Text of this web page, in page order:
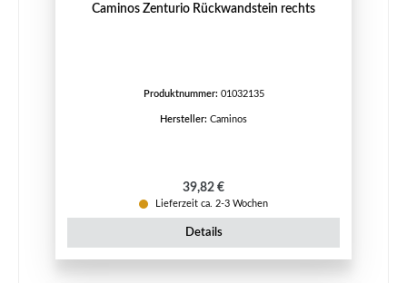
Caminos Zenturio Rückwandstein rechts
Produktnummer: 01032135
Hersteller: Caminos
Regulärer Preis:
39,82 €
Lieferzeit ca. 2-3 Wochen
Details